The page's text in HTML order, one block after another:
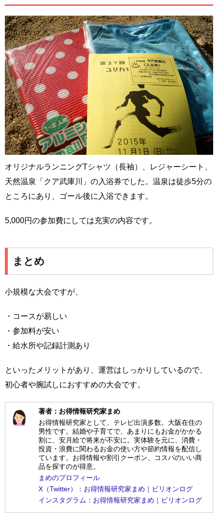
オリジナルランニングTシャツ（長袖）、レジャーシート、
天然温泉「クア武庫川」の入浴券でした。温泉は徒歩5分の
ところにあり、ゴール後に入浴できます。
5,000円の参加費にしては充実の内容です。
まとめ
小規模な大会ですが、
・コースが易しい
・参加料が安い
・給水所や記録計測あり
といったメリットがあり、運営はしっかりしているので、
初心者や腕試しにおすすめの大会です。
著者：お得情報研究家まめ
お得情報研究家として、テレビ出演多数。大阪在住の
男性です。結婚や子育てで、あまりにもお金がかかる
割に、安月給で将来が不安に。実体験を元に、消費・
投資・浪費に関わるお金の使い方や節約情報を配信し
ています。お得情報や割引クーポン、コスパのいい商
品を探すのが得意。
まめのプロフィール
X（Twitter）：お得情報研究家まめ｜ビリオンログ
インスタグラム：お得情報研究家まめ｜ビリオンログ